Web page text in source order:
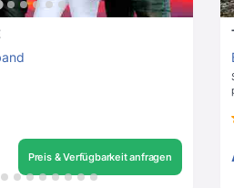
Preis & Verfügbarkeit anfragen